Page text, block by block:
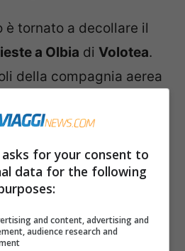
è tornato a decollare il
a Olbia di Volotea.
della compagnia aerea
illunedì e il
operativo per la
for your consent to
data for the following
and content, advertising and
audience research and